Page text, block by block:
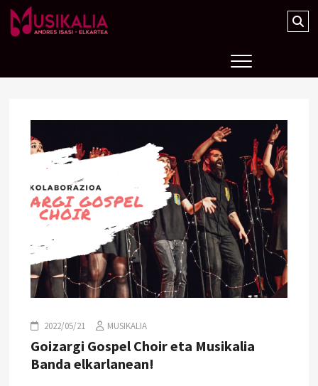
2022/05/21 MUSIKALIA
Goizargi Gospel Choir eta Musikalia
Banda elkarlanean!